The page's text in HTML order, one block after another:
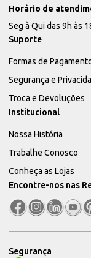
Horário de
Seg à Qui das 9h às
Suporte
Formas de
Segurança e
Troca e Devoluções
Institucional
Nossa História
Trabalhe Conosco
Conheça as Lojas
Encontre-nos nas
Segurança